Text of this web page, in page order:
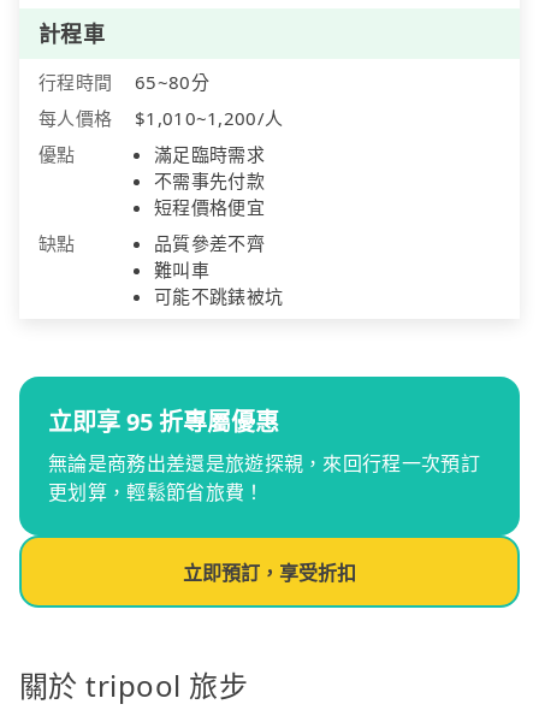
計程車
行程時間
65~80分
每人價格
$1,010~1,200/人
優點
滿足臨時需求
不需事先付款
短程價格便宜
缺點
品質參差不齊
難叫車
可能不跳錶被坑
立即享 95 折專屬優惠
無論是商務出差還是旅遊探親，來回行程一次預訂
更划算，輕鬆節省旅費！
立即預訂，享受折扣
關於 tripool 旅步